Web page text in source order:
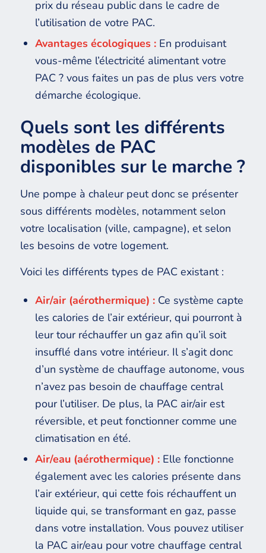
prix du réseau public dans le cadre de
l’utilisation de votre PAC.
Avantages écologiques :En produisant
vous-même l’électricité alimentant votre
PAC ? vous faites un pas de plus vers votre
démarche écologique.
Quels sont les différents
modèles de PAC
disponibles sur le marche ?
Une pompe à chaleur peut donc se présenter
sous différents modèles, notamment selon
votre localisation (ville, campagne), et selon
les besoins de votre logement.
Voici les différents types de PAC existant :
Air/air (aérothermique) :Ce système capte
les calories de l’air extérieur, qui pourront à
leur tour réchauffer un gaz afin qu’il soit
insufflé dans votre intérieur. Il s’agit donc
d’un système de chauffage autonome, vous
n’avez pas besoin de chauffage central
pour l’utiliser. De plus, la PAC air/air est
réversible, et peut fonctionner comme une
climatisation en été.
Air/eau (aérothermique) :Elle fonctionne
également avec les calories présente dans
l’air extérieur, qui cette fois réchauffent un
liquide qui, se transformant en gaz, passe
dans votre installation. Vous pouvez utiliser
la PAC air/eau pour votre chauffage central